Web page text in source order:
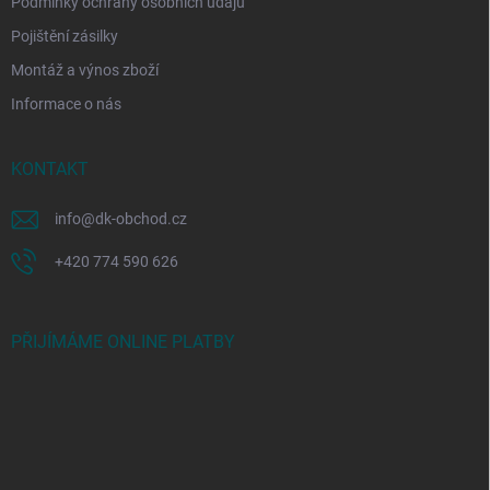
Pojištění zásilky
Montáž a výnos zboží
Informace o nás
KONTAKT
info@dk-obchod.cz
+420 774 590 626
PŘIJÍMÁME ONLINE PLATBY